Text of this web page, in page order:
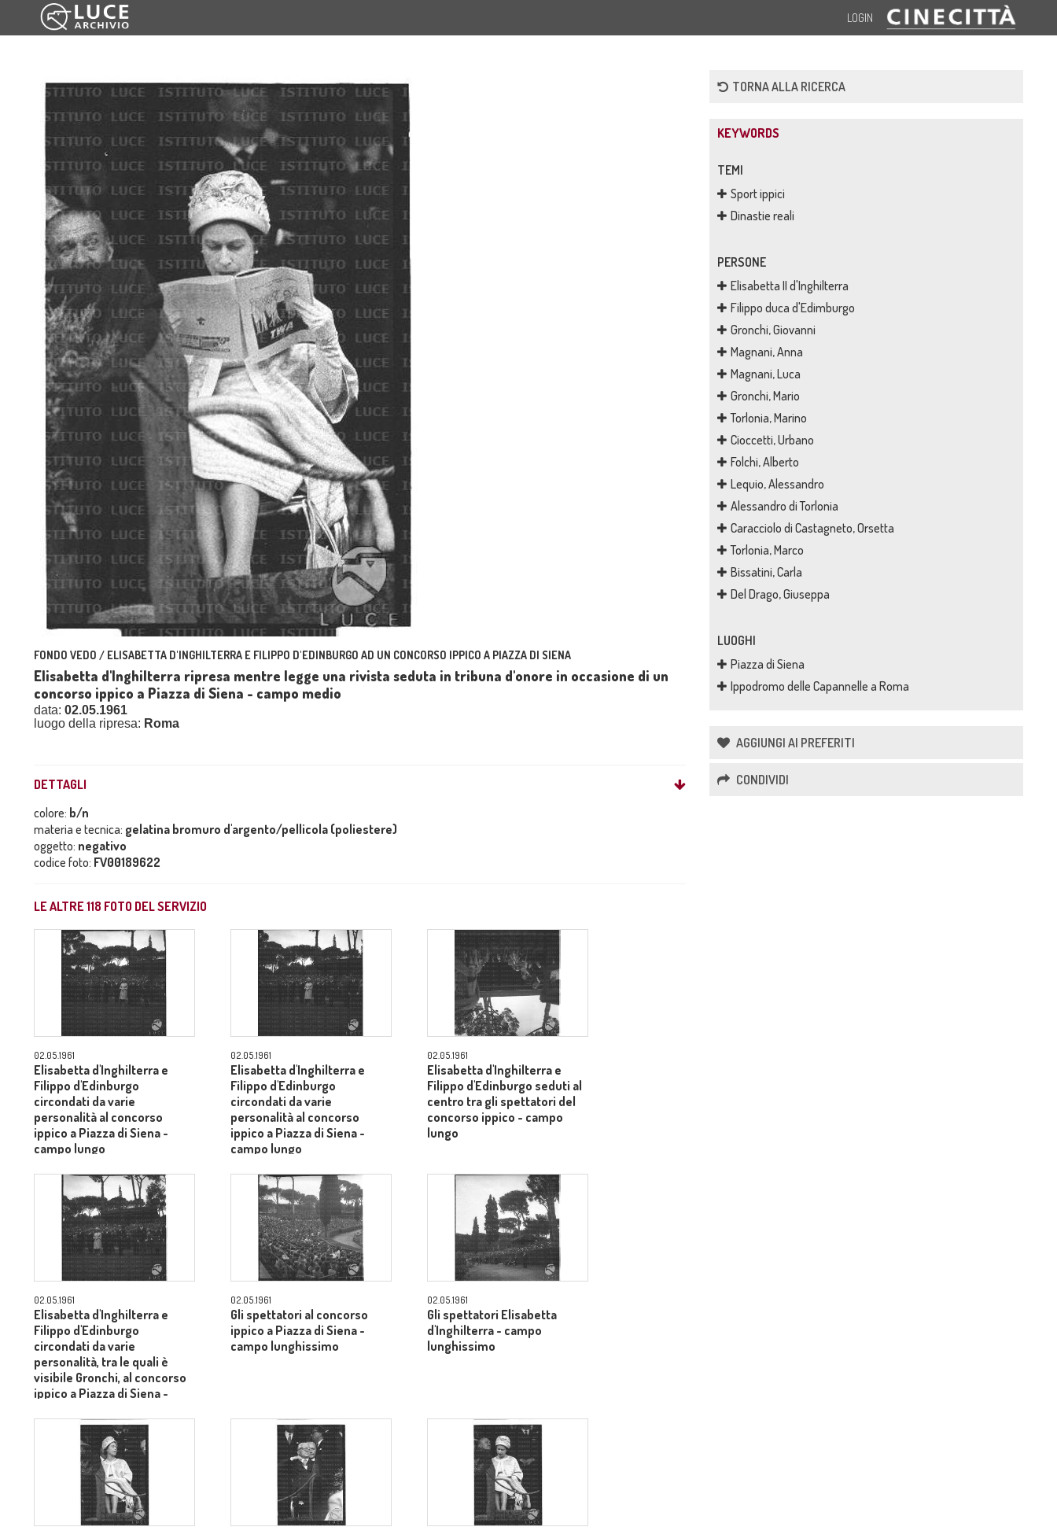
LOGIN
FONDO VEDO / ELISABETTA D'INGHILTERRA E FILIPPO D'EDINBURGO AD UN CONCORSO IPPICO A PIAZZA DI SIENA
Elisabetta d'Inghilterra ripresa mentre legge una rivista seduta in tribuna d'onore in occasione di un
concorso ippico a Piazza di Siena - campo medio
data: 02.05.1961
luogo della ripresa: Roma
DETTAGLI
colore: b/n
materia e tecnica: gelatina bromuro d'argento/pellicola (poliestere)
oggetto: negativo
codice foto: FV00189622
LE ALTRE118 FOTO DEL SERVIZIO
02.05.1961
Elisabetta d'Inghilterra e
Filippo d'Edinburgo
circondati da varie
personalità al concorso
ippico a Piazza di Siena -
campo lungo
02.05.1961
Elisabetta d'Inghilterra e
Filippo d'Edinburgo
circondati da varie
personalità al concorso
ippico a Piazza di Siena -
campo lungo
02.05.1961
Elisabetta d'Inghilterra e
Filippo d'Edinburgo seduti al
centro tra gli spettatori del
concorso ippico - campo
lungo
02.05.1961
Elisabetta d'Inghilterra e
Filippo d'Edinburgo
circondati da varie
personalità, tra le quali è
visibile Gronchi, al concorso
ippico a Piazza di Siena -
02.05.1961
Gli spettatori al concorso
ippico a Piazza di Siena -
campo lunghissimo
02.05.1961
Gli spettatori Elisabetta
d'Inghilterra - campo
lunghissimo
TORNA ALLA RICERCA
KEYWORDS
TEMI
Sport ippici
Dinastie reali
PERSONE
Elisabetta II d'Inghilterra
Filippo duca d'Edimburgo
Gronchi, Giovanni
Magnani, Anna
Magnani, Luca
Gronchi, Mario
Torlonia, Marino
Cioccetti, Urbano
Folchi, Alberto
Lequio, Alessandro
Alessandro di Torlonia
Caracciolo di Castagneto, Orsetta
Torlonia, Marco
Bissatini, Carla
Del Drago, Giuseppa
LUOGHI
Piazza di Siena
Ippodromo delle Capannelle a Roma
AGGIUNGI AI PREFERITI
CONDIVIDI